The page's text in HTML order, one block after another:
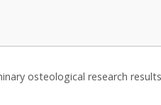
osteological research